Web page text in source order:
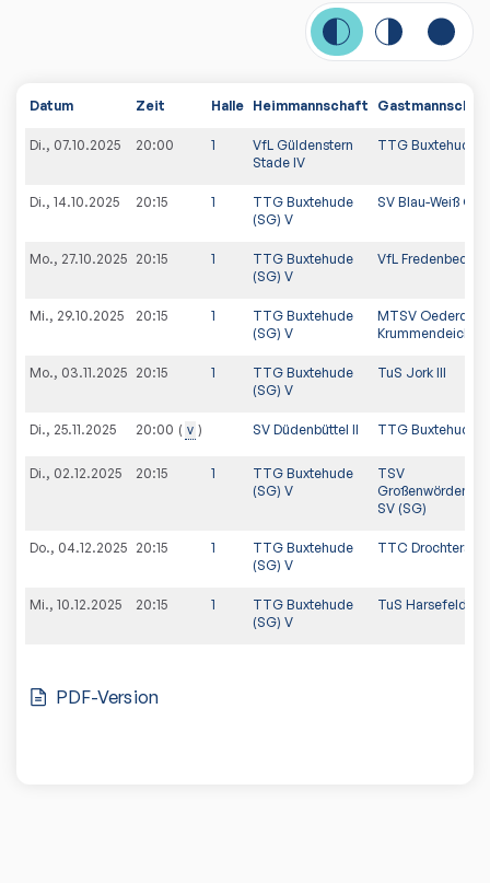
Datum Zeit Halle Heimmannschaft
Di., 07.10.2025 20:00 1
VfL Güldenstern
Stade IV
TTG Buxtehude
Di., 14.10.2025 20:15 1
TTG Buxtehude
(SG) V
SV Blau-Weiß
Mo., 27.10.2025 20:15 1
TTG Buxtehude
(SG) V
VfL Fredenbeck V
Mi., 29.10.2025 20:15 1
TTG Buxtehude
(SG) V
MTSV
Krummendeich
Mo., 03.11.2025 20:15 1
TTG Buxtehude
(SG) V
TuS Jork III
Di., 25.11.2025 20:00 v SV Düdenbüttel II TTG Buxtehude
Di., 02.12.2025 20:15 1
TTG Buxtehude
(SG) V
TSV
Großenwörden/
SV (SG)
Do., 04.12.2025 20:15 1
TTG Buxtehude
(SG) V
TTC Drochtersen
Mi., 10.12.2025 20:15 1
TTG Buxtehude
(SG) V
TuS Harsefeld IV
PDF-Version